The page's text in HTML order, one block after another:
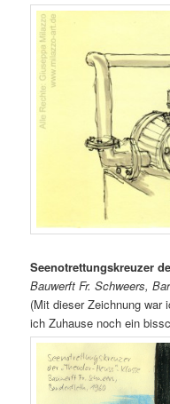
Seenotrettungskreuzer
Bauwerft Fr. Schweers,
(Mit dieser Zeichnung war
ich Zuhause noch ein